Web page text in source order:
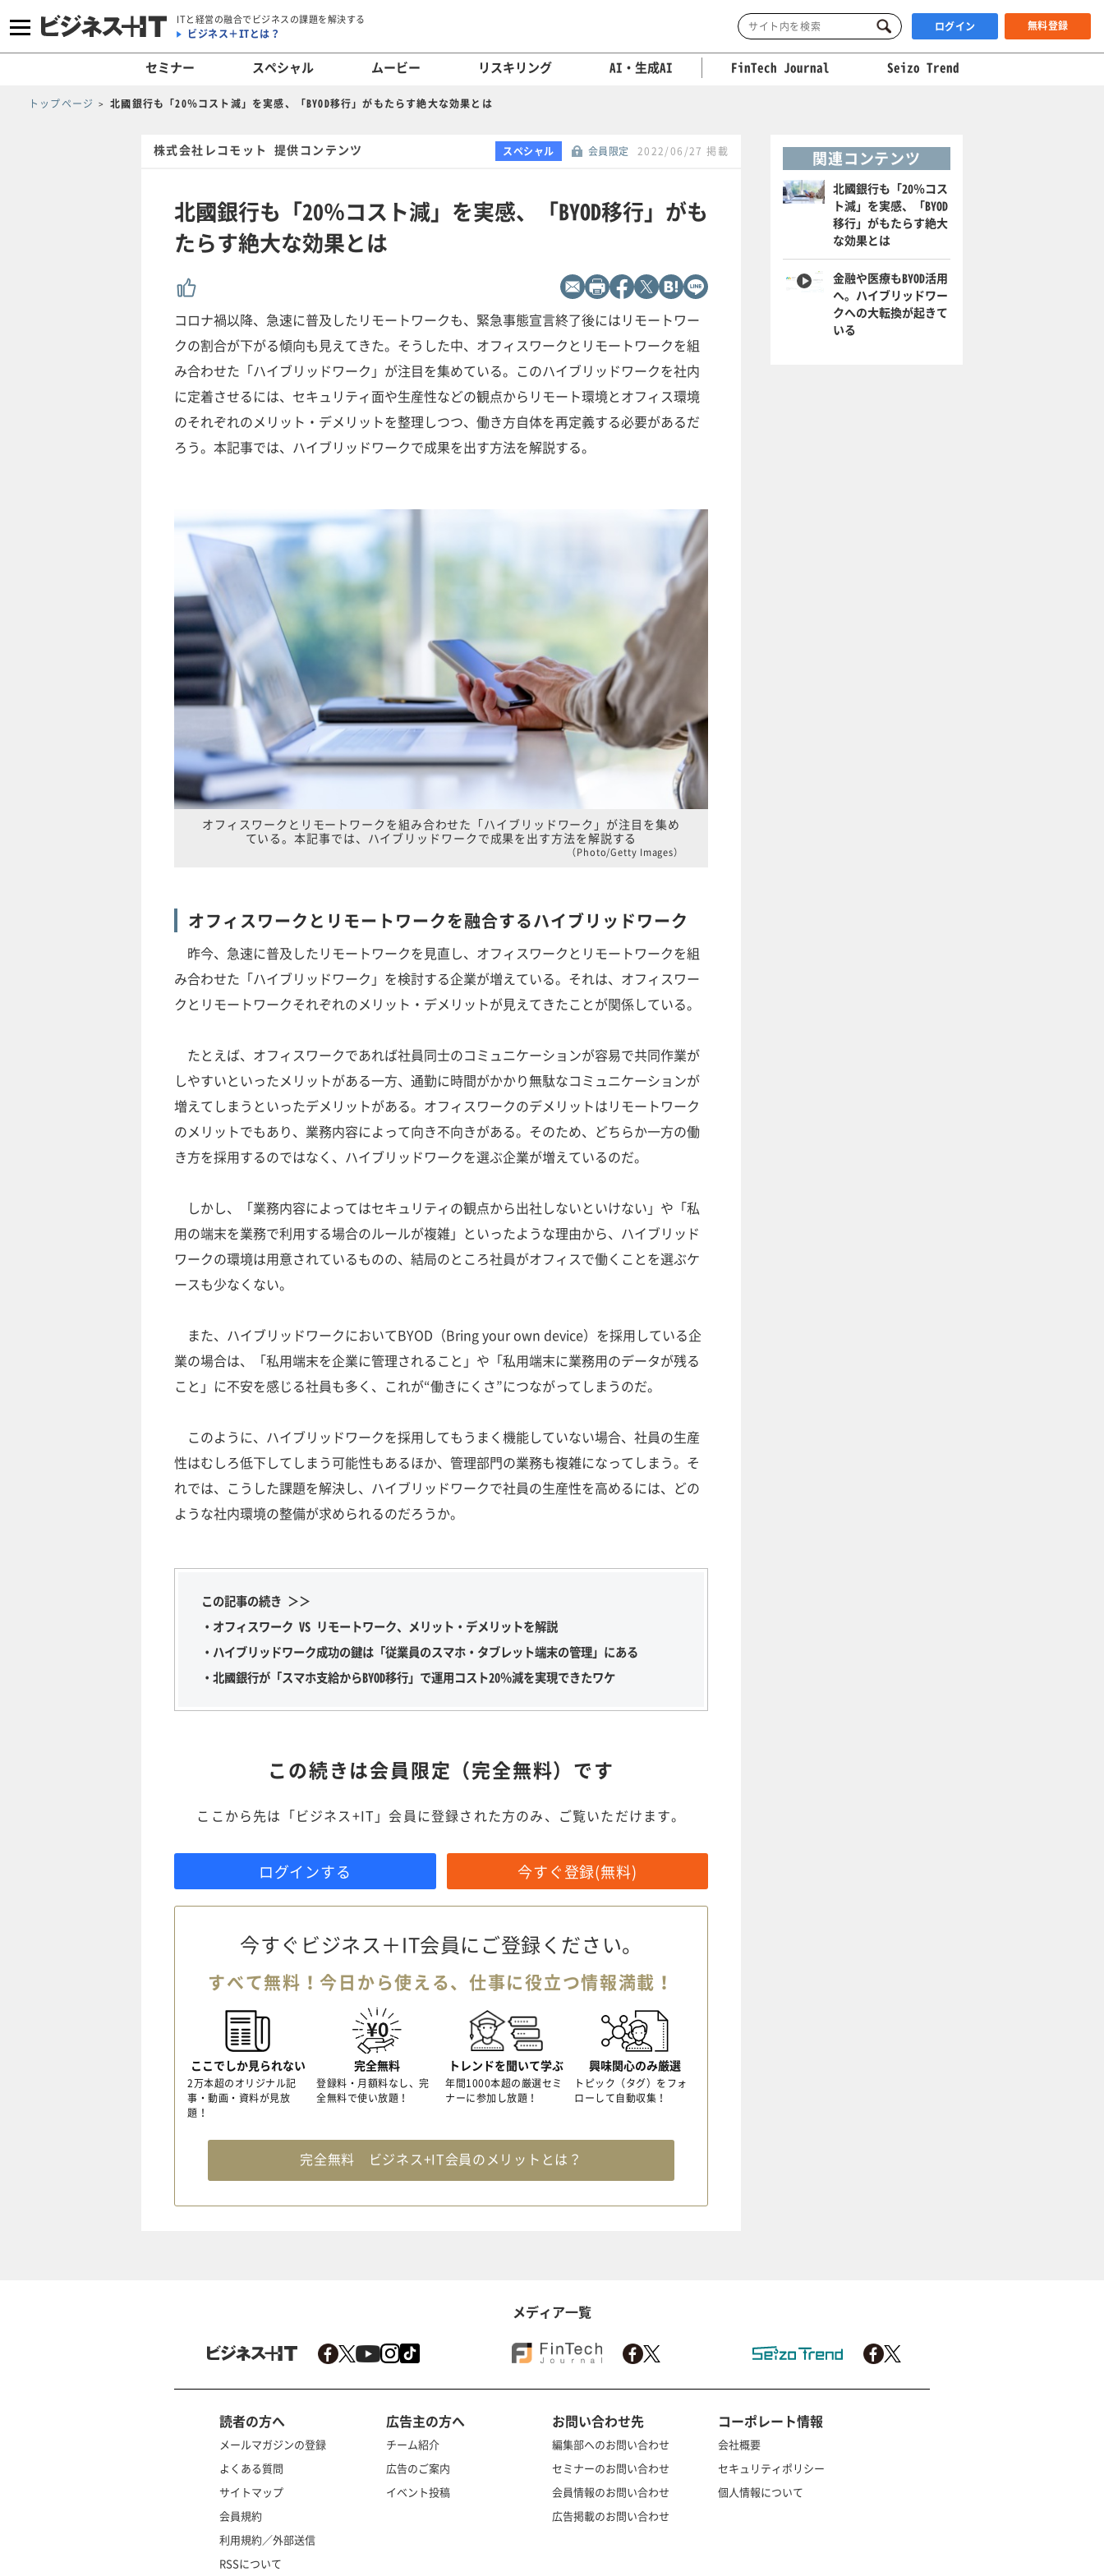
ITと経営の融合でビジネスの課題を解決する
ビジネス＋ITとは？ ログイン 無料登録
セミナー スペシャル ムービー リスキリング AI・生成AI FinTech Journal Seizo Trend
トップページ 北國銀行も「20％コスト減」を実感、「BYOD移行」がもたらす絶大な効果とは
株式会社レコモット 提供コンテンツ スペシャル 会員限定 2022/06/27 掲載
北國銀行も「20％コスト減」を実感、「BYOD移行」がも
たらす絶大な効果とは
コロナ禍以降、急速に普及したリモートワークも、緊急事態宣言終了後にはリモートワー
クの割合が下がる傾向も見えてきた。そうした中、オフィスワークとリモートワークを組
み合わせた「ハイブリッドワーク」が注目を集めている。このハイブリッドワークを社内
に定着させるには、セキュリティ面や生産性などの観点からリモート環境とオフィス環境
のそれぞれのメリット・デメリットを整理しつつ、働き方自体を再定義する必要があるだ
ろう。本記事では、ハイブリッドワークで成果を出す方法を解説する。
オフィスワークとリモートワークを組み合わせた「ハイブリッドワーク」が注目を集め
ている。本記事では、ハイブリッドワークで成果を出す方法を解説する
（Photo/Getty Images）
オフィスワークとリモートワークを融合するハイブリッドワーク
昨今、急速に普及したリモートワークを見直し、オフィスワークとリモートワークを組
み合わせた「ハイブリッドワーク」を検討する企業が増えている。それは、オフィスワー
クとリモートワークそれぞれのメリット・デメリットが見えてきたことが関係している。
たとえば、オフィスワークであれば社員同士のコミュニケーションが容易で共同作業が
しやすいといったメリットがある一方、通勤に時間がかかり無駄なコミュニケーションが
増えてしまうといったデメリットがある。オフィスワークのデメリットはリモートワーク
のメリットでもあり、業務内容によって向き不向きがある。そのため、どちらか一方の働
き方を採用するのではなく、ハイブリッドワークを選ぶ企業が増えているのだ。
しかし、「業務内容によってはセキュリティの観点から出社しないといけない」や「私
用の端末を業務で利用する場合のルールが複雑」といったような理由から、ハイブリッド
ワークの環境は用意されているものの、結局のところ社員がオフィスで働くことを選ぶケ
ースも少なくない。
また、ハイブリッドワークにおいてBYOD（Bring your own device）を採用している企
業の場合は、「私用端末を企業に管理されること」や「私用端末に業務用のデータが残る
こと」に不安を感じる社員も多く、これが“働きにくさ”につながってしまうのだ。
このように、ハイブリッドワークを採用してもうまく機能していない場合、社員の生産
性はむしろ低下してしまう可能性もあるほか、管理部門の業務も複雑になってしまう。そ
れでは、こうした課題を解決し、ハイブリッドワークで社員の生産性を高めるには、どの
ような社内環境の整備が求められるのだろうか。
この記事の続き ＞＞
・オフィスワーク VS リモートワーク、メリット・デメリットを解説
・ハイブリッドワーク成功の鍵は「従業員のスマホ・タブレット端末の管理」にある
・北國銀行が「スマホ支給からBYOD移行」で運用コスト20％減を実現できたワケ
この続きは会員限定（完全無料）です
ここから先は「ビジネス+IT」会員に登録された方のみ、ご覧いただけます。
ログインする 今すぐ登録(無料)
今すぐビジネス＋IT会員にご登録ください。
すべて無料！今日から使える、仕事に役立つ情報満載！
ここでしか見られない
2万本超のオリジナル記
事・動画・資料が見放
題！
完全無料
登録料・月額料なし、完
全無料で使い放題！
トレンドを聞いて学ぶ
年間1000本超の厳選セミ
ナーに参加し放題！
興味関心のみ厳選
トピック（タグ）をフォ
ローして自動収集！
完全無料 ビジネス+IT会員のメリットとは？
関連コンテンツ
北國銀行も「20％コス
ト減」を実感、「BYOD
移行」がもたらす絶大
な効果とは
金融や医療もBYOD活用
へ。ハイブリッドワー
クへの大転換が起きて
いる
メディア一覧
読者の方へ
メールマガジンの登録
よくある質問
サイトマップ
会員規約
利用規約／外部送信
RSSについて
広告主の方へ
チーム紹介
広告のご案内
イベント投稿
お問い合わせ先
編集部へのお問い合わせ
セミナーのお問い合わせ
会員情報のお問い合わせ
広告掲載のお問い合わせ
コーポレート情報
会社概要
セキュリティポリシー
個人情報について